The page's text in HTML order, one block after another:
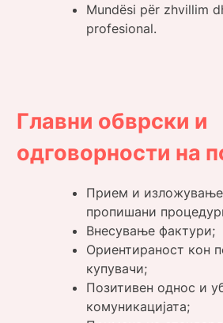
Mundësi për zhvillim
profesional.
​​Главни обврски и
одговорности на
Прием и изложување
пропишани
Внесување фактури;
Ориентираност кон
купувачи;
Позитивен однос и
комуникацијата;